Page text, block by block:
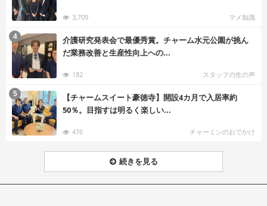
3,709 マメ知識
介護研究発表会で最優秀賞。チャーム水元公園が挑ん
だ業務改善と生産性向上への...
182 スタッフの生の声
4
【チャームスイート豪徳寺】開設4カ月で入居率約
50％。目指すは明るく楽しい...
476 チャーミンのおでかけ
5
続きを見る